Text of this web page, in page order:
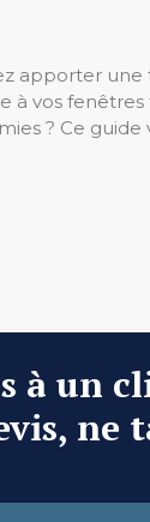
apporter une
à vos
? Ce guide
à un
ne